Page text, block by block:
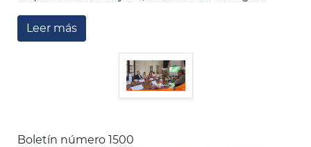
Leer más
Boletín número 1500